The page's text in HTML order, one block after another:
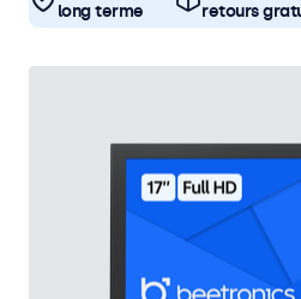
long terme
retours